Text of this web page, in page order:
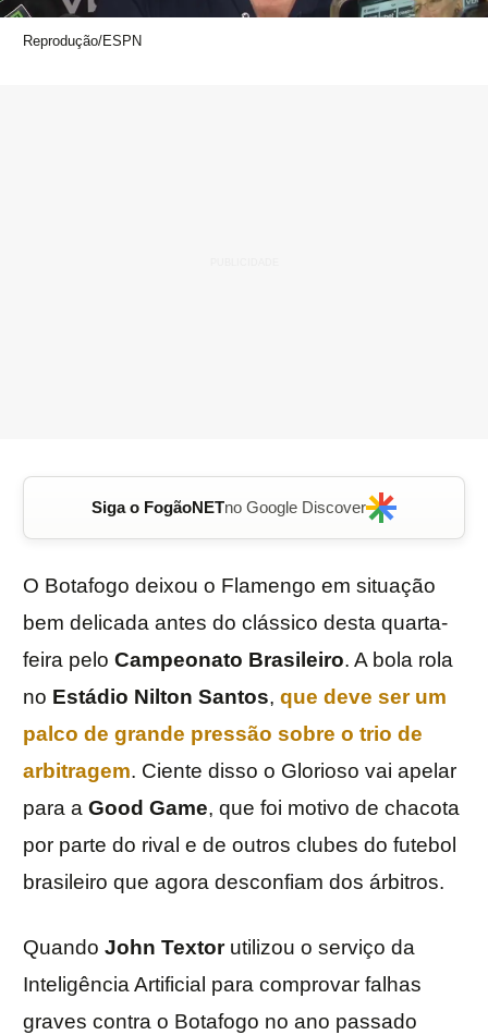
Reprodução/ESPN
Siga o FogãoNETno Google Discover
O Botafogo deixou o Flamengo em situação
bem delicada antes do clássico desta quarta-
feira pelo Campeonato Brasileiro. A bola rola
no Estádio Nilton Santos, que deve ser um
palco de grande pressão sobre o trio de
arbitragem. Ciente disso o Glorioso vai apelar
para a Good Game, que foi motivo de chacota
por parte do rival e de outros clubes do futebol
brasileiro que agora desconfiam dos árbitros.
Quando John Textorutilizou o serviço da
Inteligência Artificial para comprovar falhas
graves contra o Botafogo no ano passado